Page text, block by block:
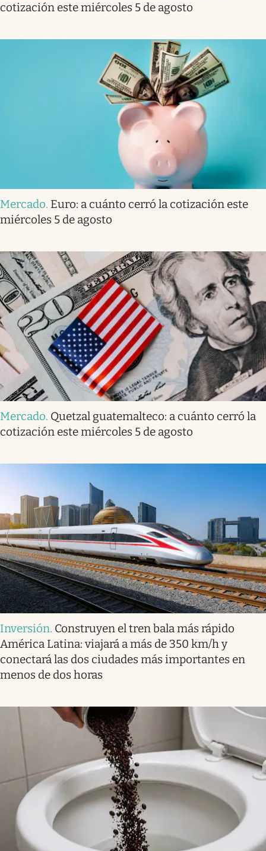
cotización este miércoles 5 de agosto
Mercado. Euro: a cuánto cerró la cotización este
miércoles 5 de agosto
Mercado. Quetzal guatemalteco: a cuánto cerró la
cotización este miércoles 5 de agosto
Inversión. Construyen el tren bala más rápido
América Latina: viajará a más de 350 km/h y
conectará las dos ciudades más importantes en
menos de dos horas